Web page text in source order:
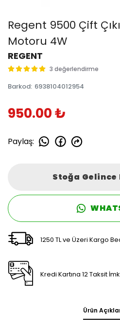
Regent 9500 Çift
Motoru 4W
REGENT
3 değerlendirme
Barkod: 6938104012954
950.00 ₺
Paylaş:
Stoğa Gelince
1250 TL ve Üzeri Kargo
Kredi Kartına 12 Taksit
Ürün